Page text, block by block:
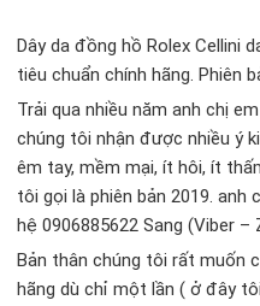
Dây da đồng hồ Rolex Cellini
tiêu chuẩn chính hãng. Phiên
Trải qua nhiều năm anh chị
chúng tôi nhận được nhiều ý
êm tay, mềm mại, ít hôi, ít
tôi gọi là phiên bản 2019. anh
hệ 0906885622 Sang (Viber
Bản thân chúng tôi rất muốn
hãng dù chỉ một lần ( ở đây